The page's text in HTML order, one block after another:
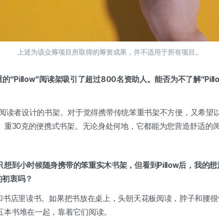
上述为该众筹项目所取得的筹资成果，并不适用于所有项目。
“Pillow”阅读架吸引了超过800名资助人。能否为不了解
读者设计的书架。对于觉得携带传统笨重书架不方便，又希望
重30克的便携式书架。无论身处何地，它都能为您营造舒适的
想到小时候随身携带的笨重实木书架，但看到Pillow后，我的
衷吗？
店里读书。如果把书放在桌上，头朝天花板阅读，脖子和腰
书堆在一起，靠着它们阅读。